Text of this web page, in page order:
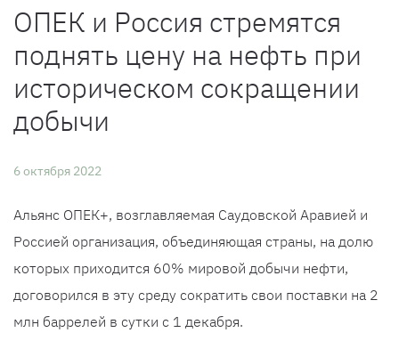
ОПЕК и Россия стремятся
поднять цену на нефть при
историческом сокращении
добычи
6 октября 2022
Альянс ОПЕК+, возглавляемая Саудовской Аравией и
Россией организация, объединяющая страны, на долю
которых приходится 60% мировой добычи нефти,
договорился в эту среду сократить свои поставки на 2
млн баррелей в сутки с 1 декабря.